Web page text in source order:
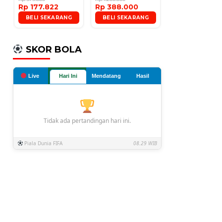
Rp 177.822
BELI SEKARANG
Microphone
Rp 388.000
BELI SEKARANG
SKOR BOLA
Live Hari Ini Mendatang Hasil
Tidak ada pertandingan hari ini.
Piala Dunia FIFA 08.29 WIB